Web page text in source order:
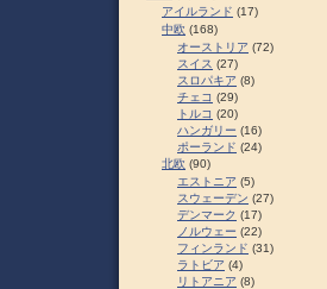
アイルランド (17)
中欧 (168)
オーストリア (72)
スイス (27)
スロパキア (8)
チェコ (29)
トルコ (20)
ハンガリー (16)
ポーランド (24)
北欧 (90)
エストニア (5)
スウェーデン (27)
デンマーク (17)
ノルウェー (22)
フィンランド (31)
ラトビア (4)
リトアニア (8)